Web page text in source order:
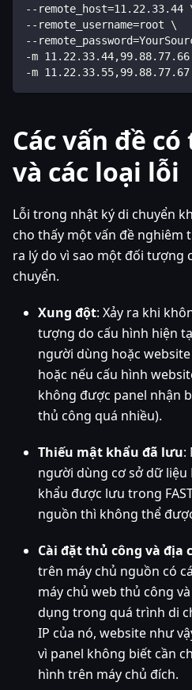
--remote_host=11.22.33.44
--remote_username=root \
--
-m
-m 11.22.33.55,99.88.77.67
Các vấn đề
và các loại lỗi
Lỗi trong nhật ký di chuyển
cho thấy một vấn đề nghiêm
ra lý do vì sao một đối tượng
chuyển.
Xung đột: Xảy ra khi
tượng do cấu hình hiện
người dùng hoặc
hoặc nếu cấu hình
không được panel nhận
thủ công quá nhiều).
Thiếu mật khẩu đã lưu:
người dùng cơ sở dữ liệu
khẩu được lưu trong
nguồn thì không thể
Cài đặt thủ công và địa
trên máy chủ nguồn có
máy chủ web thủ công
dụng trong quá trình di
IP của nó, website như
vì panel không biết cần
hình trên máy chủ đích.